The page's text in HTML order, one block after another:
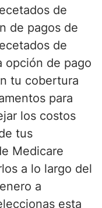
de
de pagos de
de
opción de pago
tu cobertura
para
los costos
tus
Medicare
a lo largo del
a
esta